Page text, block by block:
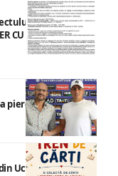
cu titlul
CU SUPANTA SI
a pierdut vedeta
Ucraina